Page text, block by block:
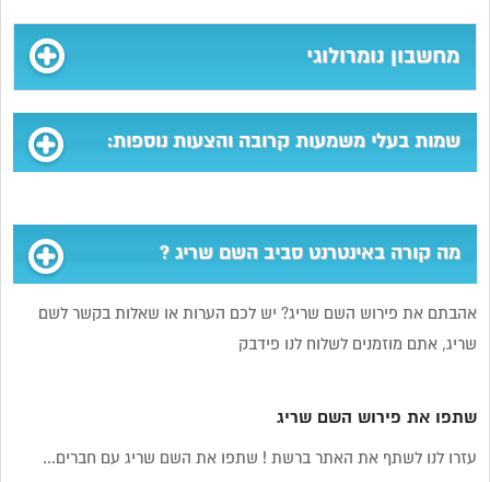
מחשבון נומרולוגי
שמות בעלי משמעות קרובה והצעות נוספות:
מה קורה באינטרנט סביב השם שריג ?
אהבתם את פירוש השם שריג? יש לכם הערות או שאלות בקשר לשם
שריג, אתם מוזמנים לשלוח לנו פידבק
שתפו את פירוש השם שריג
עזרו לנו לשתף את האתר ברשת ! שתפו את השם שריג עם חברים...